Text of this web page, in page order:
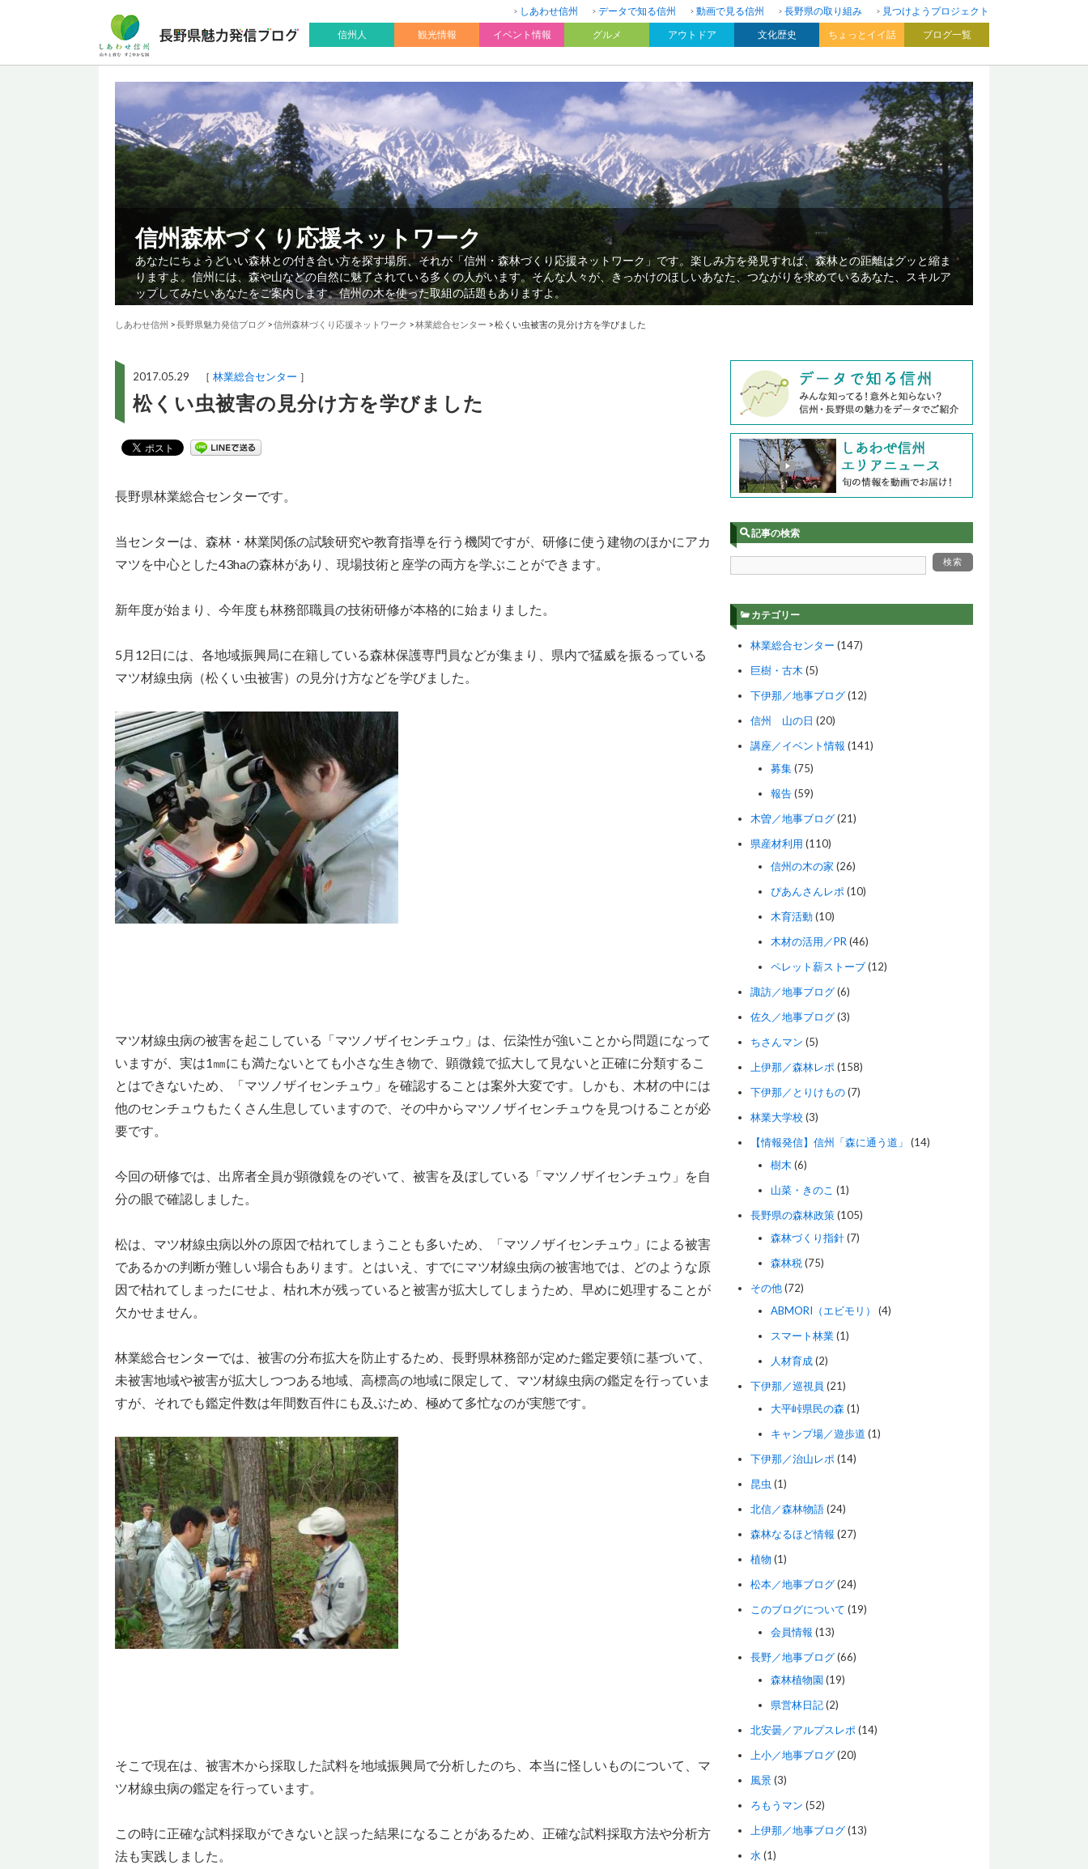
しあわせ信州 データで知る信州 動画で見る信州 長野県の取り組み
見つけようプロジェクト
信州人
観光情報 イベント情報 グルメ アウトドア 文化歴史 ちょっとイイ話 ブログ一覧
信州森林づくり応援ネットワーク
あなたにちょうどいい森林との付き合い方を探す場所、それが「信州・森林づくり応援ネットワーク」です。楽しみ方を発見すれば、森林との距離はグッと縮ま
りますよ。信州には、森や山などの自然に魅了されている多くの人がいます。そんな人々が、きっかけのほしいあなた、つながりを求めているあなた、スキルア
ップしてみたいあなたをご案内します。信州の木を使った取組の話題もありますよ。
しあわせ信州 >長野県魅力発信ブログ >信州森林づくり応援ネットワーク >林業総合センター >松くい虫被害の見分け方を学びました
2017.05.29 ［ 林業総合センター ］
松くい虫被害の見分け方を学びました
長野県林業総合センターです。
当センターは、森林・林業関係の試験研究や教育指導を行う機関ですが、研修に使う建物のほかにアカ
マツを中心とした43haの森林があり、現場技術と座学の両方を学ぶことができます。
新年度が始まり、今年度も林務部職員の技術研修が本格的に始まりました。
5月12日には、各地域振興局に在籍している森林保護専門員などが集まり、県内で猛威を振るっている
マツ材線虫病（松くい虫被害）の見分け方などを学びました。
マツ材線虫病の被害を起こしている「マツノザイセンチュウ」は、伝染性が強いことから問題になって
いますが、実は1㎜にも満たないとても小さな生き物で、顕微鏡で拡大して見ないと正確に分類するこ
とはできないため、「マツノザイセンチュウ」を確認することは案外大変です。しかも、木材の中には
他のセンチュウもたくさん生息していますので、その中からマツノザイセンチュウを見つけることが必
要です。
今回の研修では、出席者全員が顕微鏡をのぞいて、被害を及ぼしている「マツノザイセンチュウ」を自
分の眼で確認しました。
松は、マツ材線虫病以外の原因で枯れてしまうことも多いため、「マツノザイセンチュウ」による被害
であるかの判断が難しい場合もあります。とはいえ、すでにマツ材線虫病の被害地では、どのような原
因で枯れてしまったにせよ、枯れ木が残っていると被害が拡大してしまうため、早めに処理することが
欠かせません。
林業総合センターでは、被害の分布拡大を防止するため、長野県林務部が定めた鑑定要領に基づいて、
未被害地域や被害が拡大しつつある地域、高標高の地域に限定して、マツ材線虫病の鑑定を行っていま
すが、それでも鑑定件数は年間数百件にも及ぶため、極めて多忙なのが実態です。
そこで現在は、被害木から採取した試料を地域振興局で分析したのち、本当に怪しいものについて、マ
ツ材線虫病の鑑定を行っています。
この時に正確な試料採取ができないと誤った結果になることがあるため、正確な試料採取方法や分析方
法も実践しました。
記事の検索
カテゴリー
林業総合センター (147)
巨樹・古木 (5)
下伊那／地事ブログ(12)
信州 山の日 (20)
講座／イベント情報 (141)
募集(75)
報告(59)
木曽／地事ブログ(21)
県産材利用 (110)
信州の木の家 (26)
ぴあんさんレポ (10)
木育活動(10)
木材の活用／PR (46)
ペレット薪ストーブ(12)
諏訪／地事ブログ(6)
佐久／地事ブログ(3)
ちさんマン (5)
上伊那／森林レポ (158)
下伊那／とりけもの(7)
林業大学校 (3)
【情報発信】信州「森に通う道」
(14)
樹木 (6)
山菜・きのこ (1)
長野県の森林政策(105)
森林づくり指針(7)
森林税 (75)
その他(72)
ABMORI（エビモリ）
(4)
スマート林業(1)
人材育成(2)
下伊那／巡視員 (21)
大平峠県民の森 (1)
キャンプ場／遊歩道 (1)
下伊那／治山レポ (14)
昆虫 (1)
北信／森林物語(24)
森林なるほど情報 (27)
植物 (1)
松本／地事ブログ(24)
このブログについて (19)
会員情報 (13)
長野／地事ブログ(66)
森林植物園 (19)
県営林日記(2)
北安曇／アルプスレポ (14)
上小／地事ブログ(20)
風景(3)
ろもうマン (52)
上伊那／地事ブログ(13)
水 (1)